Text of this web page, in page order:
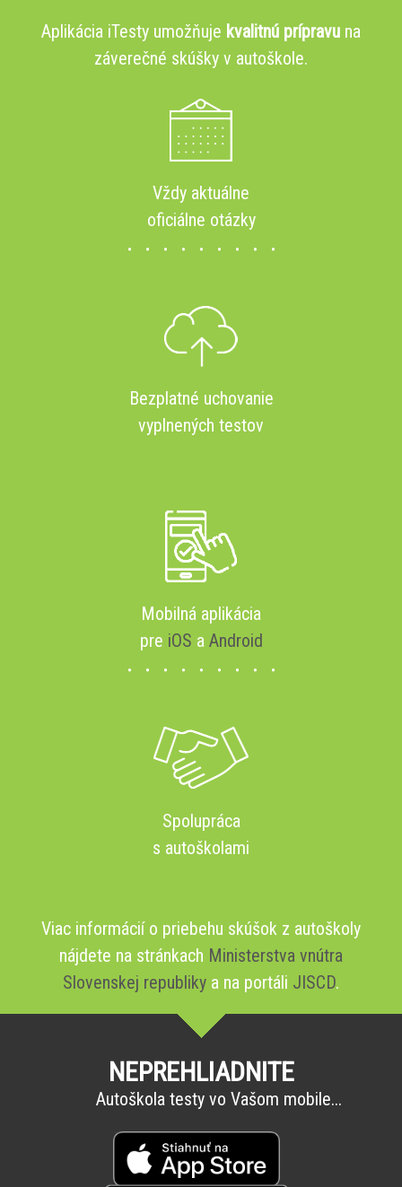
Aplikácia iTesty umožňuje kvalitnú prípravu na
záverečné skúšky v autoškole.
Vždy aktuálne
oficiálne otázky
Bezplatné uchovanie
vyplnených testov
Mobilná aplikácia
pre iOS a Android
Spolupráca
s autoškolami
Viac informácií o priebehu skúšok z autoškoly
nájdete na stránkach Ministerstva vnútra
Slovenskej republiky a na portáli JISCD.
NEPREHLIADNITE
Autoškola testy vo Vašom mobile...